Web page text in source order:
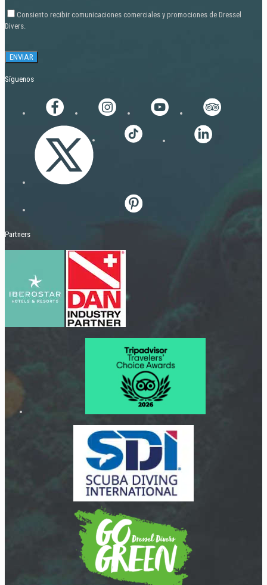
Consiento recibir comunicaciones comerciales y promociones de Dressel
Divers.
Síguenos
Partners